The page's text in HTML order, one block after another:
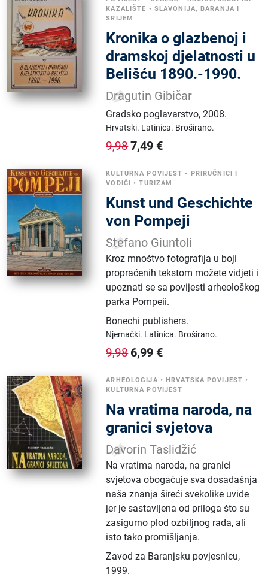
KAZALIŠTE • SLAVONIJA, BARANJA I
SRIJEM
Kronika o glazbenoj i
dramskoj djelatnosti u
Belišću 1890.-1990.
Dragutin Gibičar
Gradsko poglavarstvo,2008.
Hrvatski. Latinica. Broširano.
9,987,49 €
KULTURNA POVIJEST • PRIRUČNICI I
VODIČI •TURIZAM
Kunst und Geschichte
von Pompeji
Stefano Giuntoli
Kroz mnoštvo fotografija u boji
propraćenih tekstom možete vidjeti i
upoznati se sa povijesti arheološkog
parka Pompeii.
Bonechi publishers.
Njemački. Latinica. Broširano.
9,98 6,99 €
ARHEOLOGIJA •HRVATSKA POVIJEST •
KULTURNA POVIJEST
Na vratima naroda, na
granici svjetova
Davorin Taslidžić
Na vratima naroda, na granici
svjetova obogaćuje sva dosadašnja
naša znanja šireći svekolike uvide
jer je sastavljena od priloga što su
zasigurno plod ozbiljnog rada, ali
isto tako promišljanja.
Zavod za Baranjsku povjesnicu,
1999.